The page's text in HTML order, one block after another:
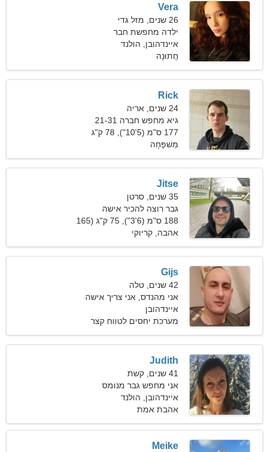
Vera
26 שנים, מזל גדי
ילדה מחפשת חבר
איינדהובן, הולנד
חֲתוּנָה
Rick
24 שנים, אריה
גיא מחפש חברה 21-31
177 ס"מ (5'10"), 78 ק"ג
(171 פאונד)
מִשׁפָּחָה
Jitse
35 שנים, סרטן
גבר רוצה להכיר אישה
188 ס"מ (6'3"), 75 ק"ג (165
פאונד)
אהבה, קריוקי
Gijs
42 שנים, טלה
אני מהנדס, אני צריך אישה
עליזה
איינדהובן
מערכת יחסים לטווח קצר
Judith
41 שנים, קשת
אני מחפש גבר מנומס
לדייטים
איינדהובן, הולנד
אהבת אמת
Meike